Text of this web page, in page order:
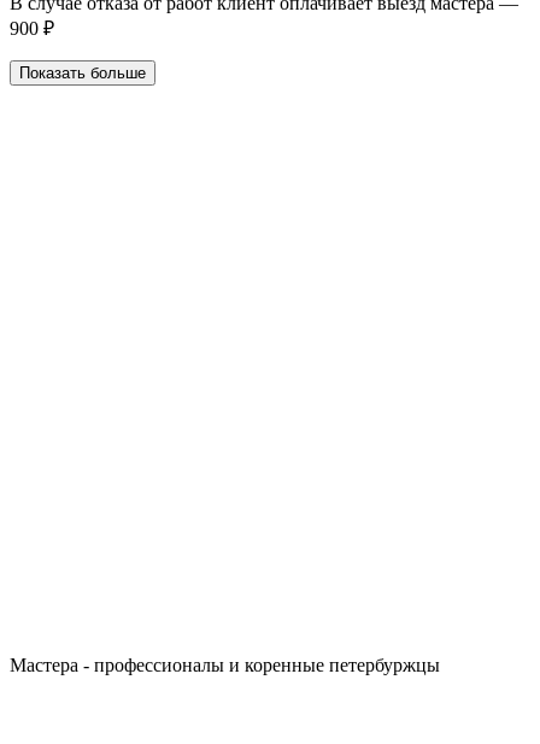
900 ₽
Показать больше
Мастера - профессионалы и коренные петербуржцы